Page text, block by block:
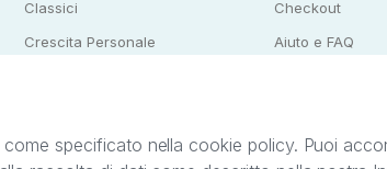
Classici
Crescita Personale
Checkout
Aiuto e FAQ
specificato nella cookie policy. Puoi